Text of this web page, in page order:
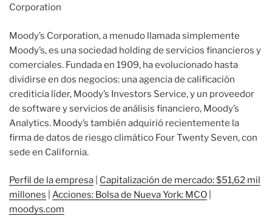
Moody’s Corporation, a menudo llamada simplemente
Moody’s, es una sociedad holding de servicios financieros y
comerciales. Fundada en 1909, ha evolucionado hasta
dividirse en dos negocios: una agencia de calificación
crediticia líder, Moody’s Investors Service, y un proveedor
de software y servicios de análisis financiero, Moody’s
Analytics. Moody’s también adquirió recientemente la
firma de datos de riesgo climático Four Twenty Seven, con
sede en California.
Perfil de la empresa
Capitalización de mercado: $51,62 mil
millones
Acciones: Bolsa de Nueva York: MCO
moodys.com